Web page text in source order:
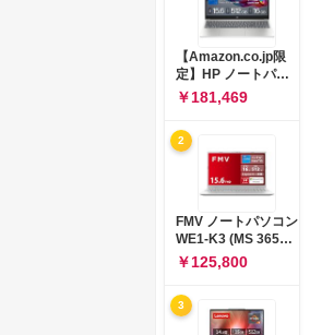
【Amazon.co.jp限
定】HP ノートパソ
コン 15-fd 15.6イン
チ インテル Core 5
120U メモリ16GB
SSD512GB
Windows 11
Microsoft Office
2024搭載 WPS
Office搭載 カメラシ
ャッター 指紋認証 薄
型 Copilotキー搭載
ナチュラルシルバー
￥181,469
2
FMV ノートパソコン
WE1-K3 (MS 365
Personal/Copilotキ
ー搭載/Win 11/15.6
型/Core
i5/16GB/SSD
512GB/ホワイト)
￥125,800
3